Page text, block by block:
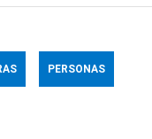
PERSONAS